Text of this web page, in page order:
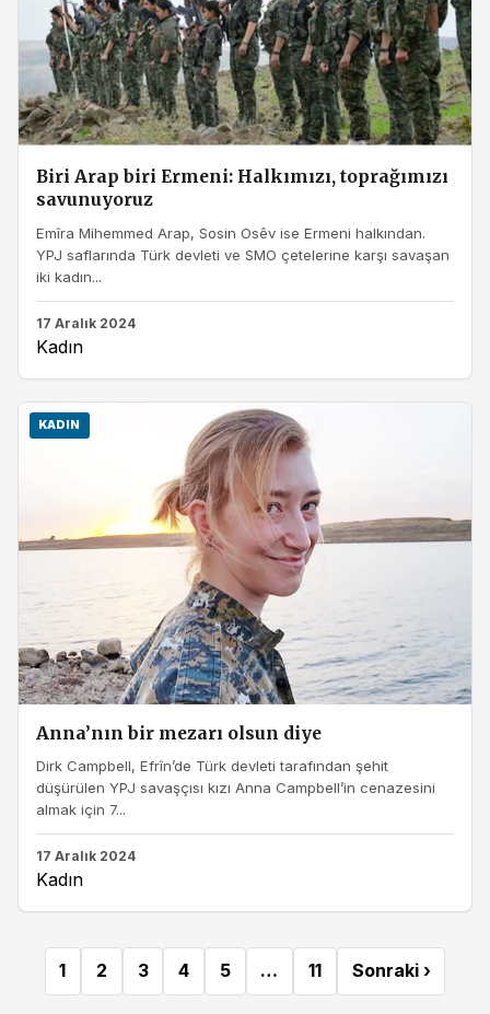
Biri Arap biri Ermeni: Halkımızı, toprağımızı
savunuyoruz
Emîra Mihemmed Arap, Sosin Osêv ise Ermeni halkından.
YPJ saflarında Türk devleti ve SMO çetelerine karşı savaşan
iki kadın...
17 Aralık 2024
Kadın
KADIN
Anna’nın bir mezarı olsun diye
Dirk Campbell, Efrîn’de Türk devleti tarafından şehit
düşürülen YPJ savaşçısı kızı Anna Campbell’in cenazesini
almak için 7...
17 Aralık 2024
Kadın
1 2 3 4 5 … 11 Sonraki ›